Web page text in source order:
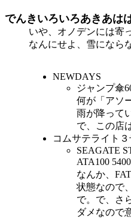
でんきいろいろあきあは
いや、オノデンには寄
なんにせよ、雪になら
NEWDAYS
ジャンプ
何が「アソ
雨が降って
で、この店
コムサテライト
ATA100
なんか、
状態なので
で。で、さ
ダメなので